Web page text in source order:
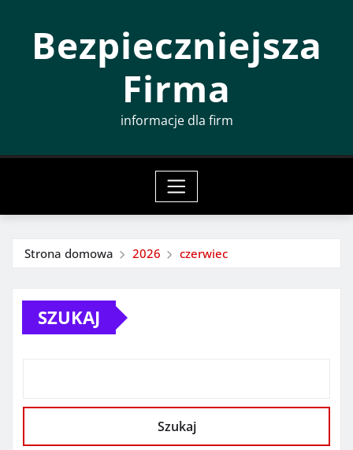
Bezpieczniejsza
Firma
informacje dla firm
Strona domowa 2026 czerwiec
SZUKAJ
Szukaj